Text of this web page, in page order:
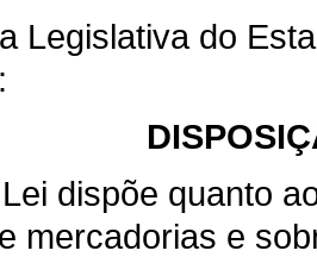
Legislativa do
dispõe quanto
mercadorias e